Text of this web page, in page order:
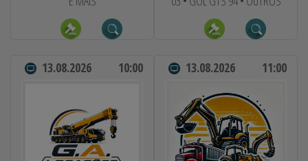
13.08.2026 10:00 13.08.2026 11:00